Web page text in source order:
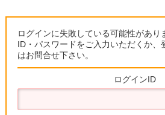
ログインに失敗している可能性があり
ID・パスワードをご入力いただくか、
はお問合せ下さい。
ログインID